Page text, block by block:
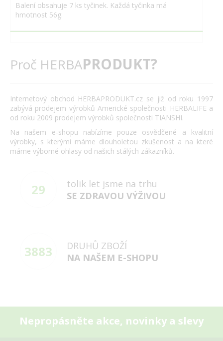
Balení obsahuje 7 ks tyčinek. Každá tyčinka má
hmotnost 56g.
Proč HERBAPRODUKT?
Internetový obchod HERBAPRODUKT.cz se již od roku 1997
zabývá prodejem výrobků Americké společnosti HERBALIFE a
od roku 2009 prodejem výrobků společnosti TIANSHI.
Na našem e-shopu nabízíme pouze osvědčené a kvalitní
výrobky, s kterými máme dlouholetou zkušenost a na které
máme výborné ohlasy od našich stálých zákazníků.
29
tolik let jsme na trhu
SE ZDRAVOU VÝŽIVOU
3883
DRUHŮ ZBOŽÍ
NA NAŠEM E-SHOPU
Nepropásněte akce, novinky a slevy